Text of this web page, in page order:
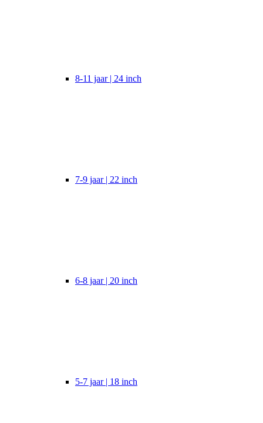
8-11 jaar | 24 inch
7-9 jaar | 22 inch
6-8 jaar | 20 inch
5-7 jaar | 18 inch